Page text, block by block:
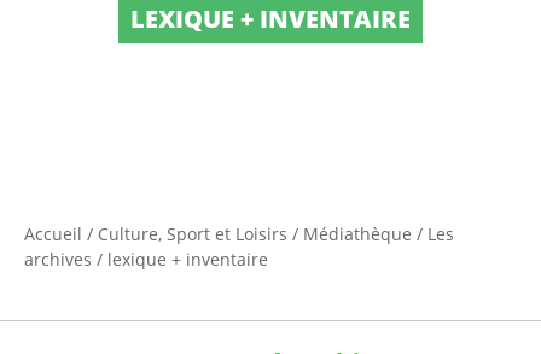
LEXIQUE + INVENTAIRE
Accueil / Culture, Sport et Loisirs / Médiathèque / Les
archives / lexique + inventaire